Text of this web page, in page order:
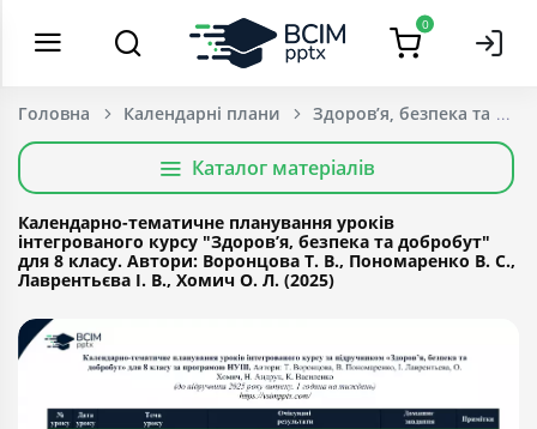
0
Головна Календарні плани Здоров’я, безпека та
Каталог матеріалів
Календарно-тематичне планування уроків
інтегрованого курсу "Здоров’я, безпека та добробут"
для 8 класу. Автори: Воронцова Т. В., Пономаренко В. С.,
Лаврентьєва І. В., Хомич О. Л. (2025)